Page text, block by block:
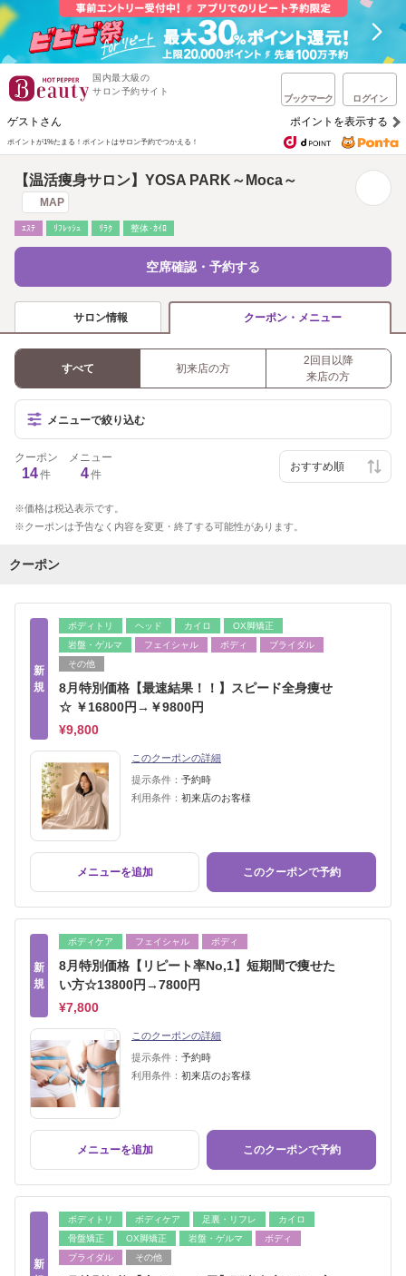
国内最大級の
サロン予約サイト
ブックマーク ログイン
ゲストさん ポイントを表示する
ポイントが1%たまる！ ポイントはサロン予約でつかえる！
【温活痩身サロン】YOSA PARK～Moca～
MAP
ｴｽﾃ ﾘﾌﾚｯｼｭ ﾘﾗｸ 整体･ｶｲﾛ
空席確認・予約する
サロン情報 クーポン・メニュー
すべて 初来店の方
2回目以降
来店の方
メニューで絞り込む
クーポン
14件
メニュー
4件
価格は税込表示です。
クーポンは予告なく内容を変更・終了する可能性があります。
クーポン
新
規
ボディトリ ヘッド カイロ
OX脚矯正
岩盤・ゲルマ
フェイシャル ボディ
ブライダル
その他
8月特別価格【最速結果！！】スピード全身痩せ
☆ ￥16800円→￥9800円
¥9,800
このクーポンの詳細
提示条件： 予約時
利用条件： 初来店のお客様
メニューを追加 このクーポンで予約
新
規
ボディケア フェイシャル ボディ
8月特別価格【リピート率No,1】短期間で痩せた
い方☆13800円→7800円
¥7,800
このクーポンの詳細
提示条件： 予約時
利用条件： 初来店のお客様
メニューを追加 このクーポンで予約
新
ボディトリ ボディケア 足裏・リフレ
カイロ
骨盤矯正
OX脚矯正 岩盤・ゲルマ
ボディ
ブライダル
その他